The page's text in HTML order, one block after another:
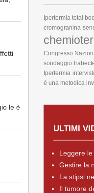
le è
Ipertermia total
cromogranina
Congresso
sondaggio
Ipertermia
è una metodica
ULTIMI
Leggere
Gestire la
La stipsi
Il tumore